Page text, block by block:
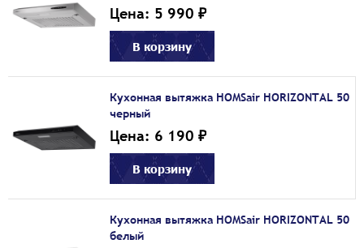
Цена: 5 990 ₽
В корзину
Кухонная вытяжка HOMSair HORIZONTAL 50
черный
Цена: 6 190 ₽
В корзину
Кухонная вытяжка HOMSair HORIZONTAL 50
белый